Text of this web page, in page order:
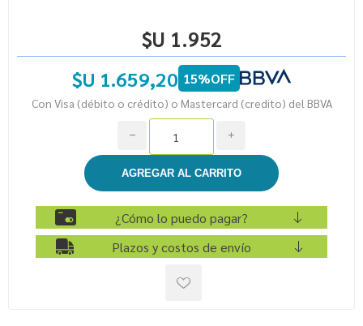
$U 1.952
$U 1.659,20 15%OFF
Con Visa (débito o crédito) o Mastercard (credito) del BBVA
i
h
¿Cómo lo puedo pagar?
Plazos y costos de envío